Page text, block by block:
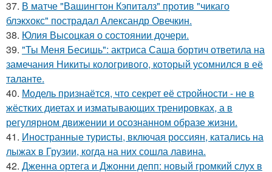
37. В матче "Вашингтон Кэпиталз" против "чикаго
блэкхокс" пострадал Александр Овечкин.
38. Юлия Высоцкая о состоянии дочери.
39. "Ты Меня Бесишь": актриса Саша бортич ответила на
замечания Никиты кологривого, который усомнился в её
таланте.
40. Модель признаётся, что секрет её стройности - не в
жёстких диетах и изматывающих тренировках, а в
регулярном движении и осознанном образе жизни.
41. Иностранные туристы, включая россиян, катались на
лыжах в Грузии, когда на них сошла лавина.
42. Дженна ортега и Джонни депп: новый громкий слух в